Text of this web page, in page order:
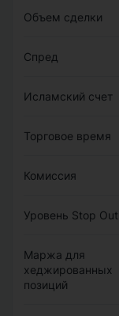
Объем сделки
Спред
Исламский счет
Торговое время
Комиссия
Уровень Stop Out
Маржа для
хеджированных
позиций